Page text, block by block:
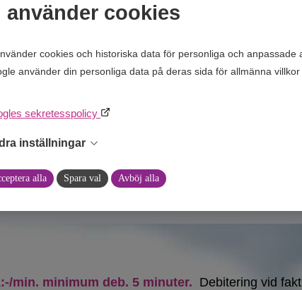
använder cookies
cookies och historiska data för personliga och
använder din personliga data på deras sida för allmänna villkor
sekretesspolicy
inställningar
alla Spara val Avböj alla
min. minimum deb. 5 minuter. Debitering vid